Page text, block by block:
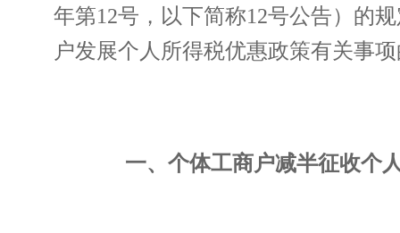
年第12号，以下简称12号公告）的
户发展个人所得税优惠政策有关事
一、个体工商户减半征收个人